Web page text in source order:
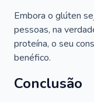
Embora o glúten
pessoas, na
proteína, o seu
benéfico.
Conclusão